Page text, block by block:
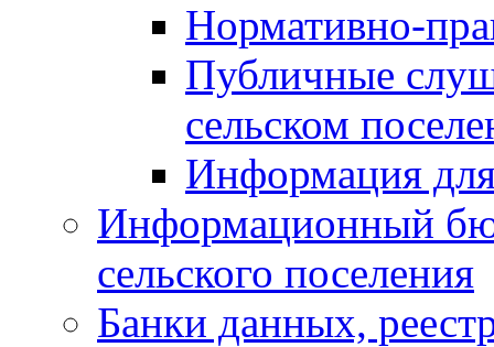
Нормативно-
Публичные
сельском
Информация
Информационный
сельского поселения
Банки данных,